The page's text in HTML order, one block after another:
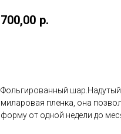
700,00 р.
Фольгированный
миларовая пленка, она
форму от одной недели до